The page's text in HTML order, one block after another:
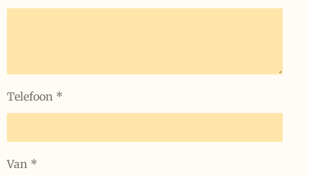
Telefoon *
Van *